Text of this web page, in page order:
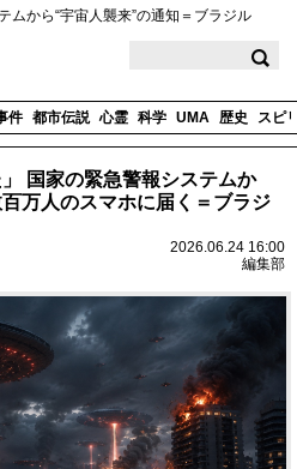
ムから“宇宙人襲来”の通知＝ブラジル
件 都市伝説 心霊 科学 UMA 歴史 スピ
国家の緊急警報システムか
万人のスマホに届く＝ブラジ
2026.06.24 16:00
編集部